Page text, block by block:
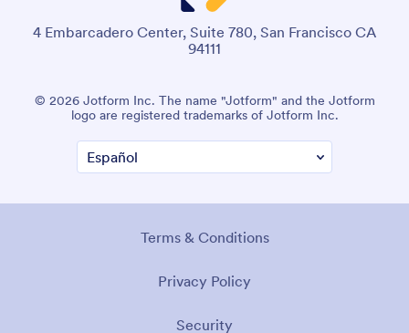
4 Embarcadero Center, Suite 780, San Francisco CA
94111
© 2026 Jotform Inc. The name "Jotform" and the Jotform
logo are registered trademarks of Jotform Inc.
Terms & Conditions
Privacy Policy
Security